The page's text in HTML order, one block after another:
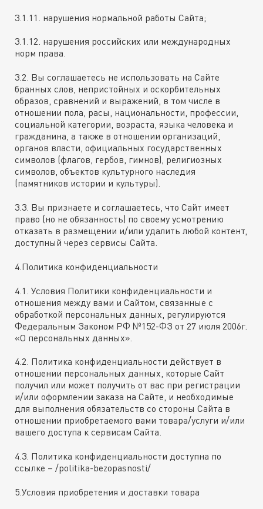
3.1.11. нарушения нормальной работы Сайта;
3.1.12. нарушения российских или международных
норм права.
3.2. Вы соглашаетесь не использовать на Сайте
бранных слов, непристойных и оскорбительных
образов, сравнений и выражений, в том числе в
отношении пола, расы, национальности, профессии,
социальной категории, возраста, языка человека и
гражданина, а также в отношении организаций,
органов власти, официальных государственных
символов (флагов, гербов, гимнов), религиозных
символов, объектов культурного наследия
(памятников истории и культуры).
3.3. Вы признаете и соглашаетесь, что Сайт имеет
право (но не обязанность) по своему усмотрению
отказать в размещении и/или удалить любой контент,
доступный через сервисы Сайта.
4.Политика конфиденциальности
4.1. Условия Политики конфиденциальности и
отношения между вами и Сайтом, связанные с
обработкой персональных данных, регулируются
Федеральным Законом РФ №152-ФЗ от 27 июля 2006г.
«О персональных данных».
4.2. Политика конфиденциальности действует в
отношении персональных данных, которые Сайт
получил или может получить от вас при регистрации
и/или оформлении заказа на Сайте, и необходимые
для выполнения обязательств со стороны Сайта в
отношении приобретаемого вами товара/услуги и/или
вашего доступа к сервисам Сайта.
4.3. Политика конфиденциальности доступна по
ссылке – /politika-bezopasnosti/
5.Условия приобретения и доставки товара